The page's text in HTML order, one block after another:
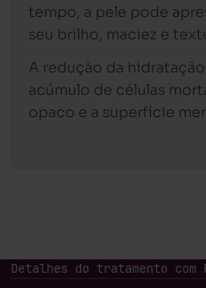
tempo, a pele pode
seu brilho, maciez e
A redução da
acúmulo de células
opaco e a superfície
Detalhes do tratamento com